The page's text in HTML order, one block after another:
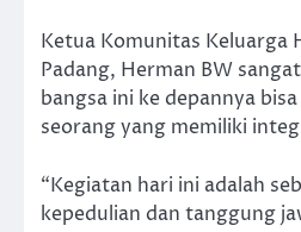
Ketua Komunitas
Padang, Herman BW
bangsa ini ke depannya
seorang yang memiliki
“Kegiatan hari ini adalah
kepedulian dan tanggung